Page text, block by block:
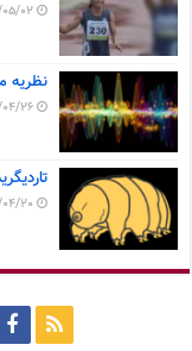
02
نظریه
26
20